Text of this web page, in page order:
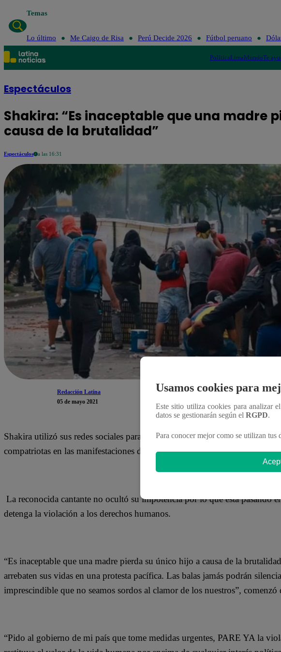
Temas
Lo último Me Caigo de Risa Perú Decide 2026 Fútbol peruano
PolíticaLimaMundoTe
Espectáculos
Shakira: “Es inaceptable que una madre
causa de la brutalidad”
Espectáculos a las 16:31
Redacción Latina
05 de mayo 2021
Shakira utilizó sus redes sociales para mostrar su indignación por la
compatriotas en las manifestaciones desatadas en Colombia en contra del
La reconocida cantante no ocultó su impotencia por lo que está pasando
detenga la violación a los derechos humanos.
“Es inaceptable que una madre pierda su único hijo a causa de la
arrebaten sus vidas en una protesta pacífica. Las balas jamás podrán
imprescindible que no seamos sordos al clamor de los nuestros”,
“Pido al gobierno de mi país que tome medidas urgentes, PARE YA la
Usamos cookies para
Este sitio utiliza cookies para analizar
datos se gestionarán según el RGPD.
Para conocer mejor como se utilizan tus